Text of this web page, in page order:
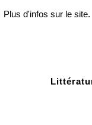
Plus d'infos sur le site.